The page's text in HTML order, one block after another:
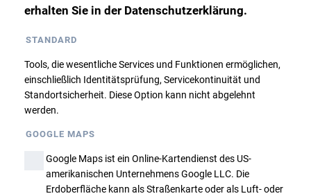
nur über die Warteliste statt. Bitte nehmen
Sie ggfs. Kontakt mit uns auf!
Zurück
erhalten Sie in der Datenschutzerklärung.
STANDARD
Tools, die wesentliche Services und Funktionen ermöglichen,
einschließlich Identitätsprüfung, Servicekontinuität und
Standortsicherheit. Diese Option kann nicht abgelehnt
werden.
GOOGLE MAPS
Google Maps ist ein Online-Kartendienst des US-
amerikanischen Unternehmens Google LLC. Die
Erdoberfläche kann als Straßenkarte oder als Luft- oder